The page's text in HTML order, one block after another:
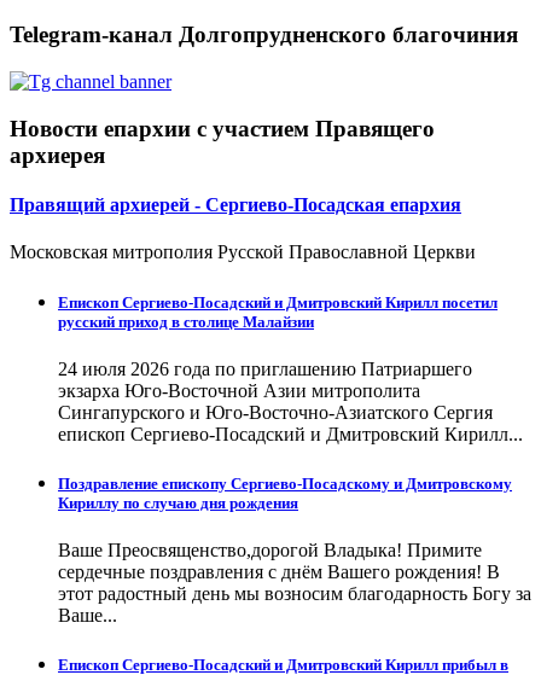
Telegram-канал Долгопрудненского благочиния
Новости епархии с участием Правящего
архиерея
Правящий архиерей - Сергиево-Посадская епархия
Московская митрополия Русской Православной Церкви
Епископ Сергиево-Посадский и Дмитровский Кирилл посетил
русский приход в столице Малайзии
24 июля 2026 года по приглашению Патриаршего
экзарха Юго-Восточной Азии митрополита
Сингапурского и Юго-Восточно-Азиатского Сергия
епископ Сергиево-Посадский и Дмитровский Кирилл...
Поздравление епископу Сергиево-Посадскому и Дмитровскому
Кириллу по случаю дня рождения
Ваше Преосвященство,дорогой Владыка! Примите
сердечные поздравления с днём Вашего рождения! В
этот радостный день мы возносим благодарность Богу за
Ваше...
Епископ Сергиево-Посадский и Дмитровский Кирилл прибыл в